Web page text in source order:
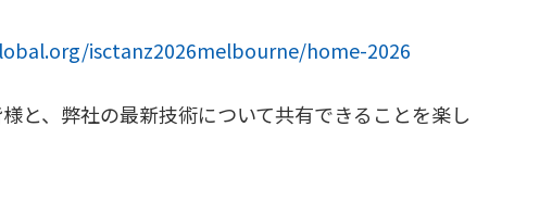
isctanz2026melbourne/home-2026
と、弊社の最新技術について共有できることを楽し